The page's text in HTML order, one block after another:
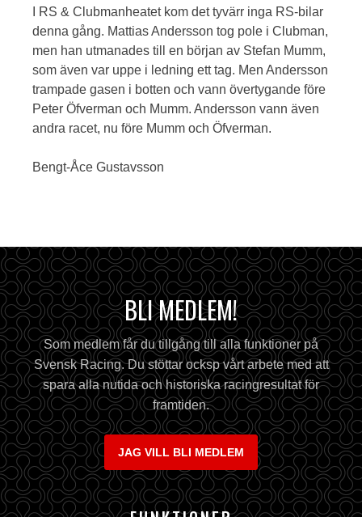
I RS & Clubmanheatet kom det tyvärr inga RS-bilar
denna gång. Mattias Andersson tog pole i Clubman,
men han utmanades till en början av Stefan Mumm,
som även var uppe i ledning ett tag. Men Andersson
trampade gasen i botten och vann övertygande före
Peter Öfverman och Mumm. Andersson vann även
andra racet, nu före Mumm och Öfverman.
Bengt-Åce Gustavsson
BLI MEDLEM!
Som medlem får du tillgång till alla funktioner på
Svensk Racing. Du stöttar ocksp vårt arbete med att
spara alla nutida och historiska racingresultat för
framtiden.
JAG VILL BLI MEDLEM